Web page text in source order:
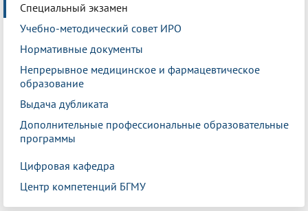
Специальный экзамен
Учебно-методический совет ИРО
Нормативные документы
Непрерывное медицинское и фармацевтическое
образование
Выдача дубликата
Дополнительные профессиональные образовательные
программы
Цифровая кафедра
Центр компетенций БГМУ